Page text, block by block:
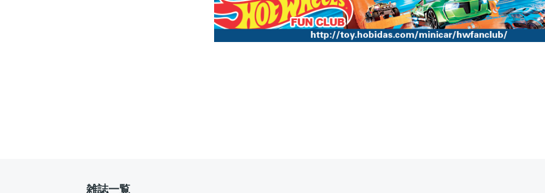
雑誌一覧